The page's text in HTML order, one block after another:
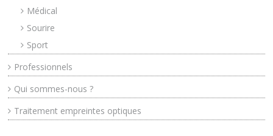
Médical
Sourire
Sport
Professionnels
Qui sommes-nous ?
Traitement empreintes optiques